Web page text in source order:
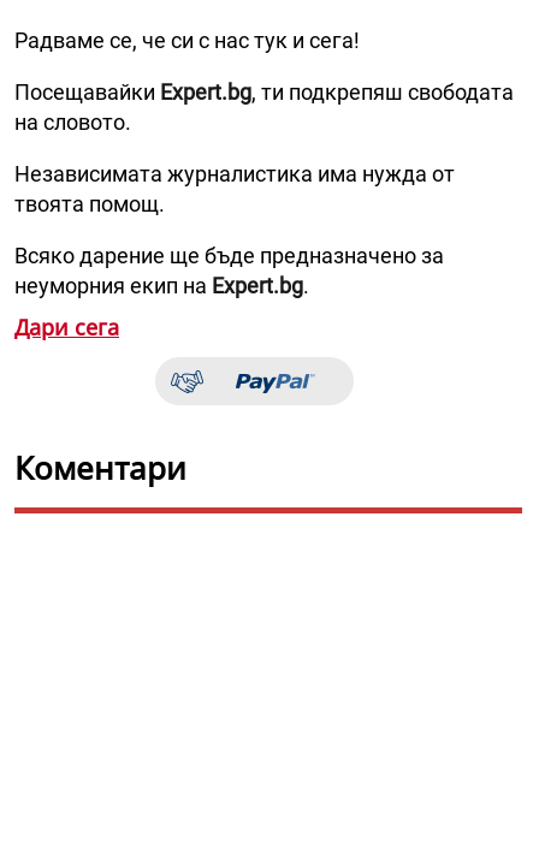
Радваме се, че си с нас тук и сега!
Посещавайки Expert.bg, ти подкрепяш свободата
на словото.
Независимата журналистика има нужда от
твоята помощ.
Всяко дарение ще бъде предназначено за
неуморния екип на Expert.bg.
Дари сега
Коментари